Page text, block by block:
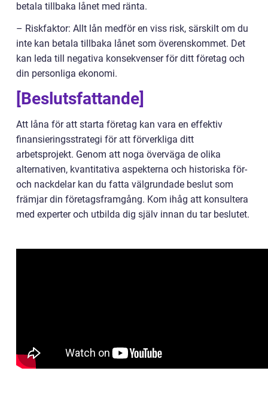
betala tillbaka lånet med ränta.
– Riskfaktor: Allt lån medför en viss risk, särskilt om du
inte kan betala tillbaka lånet som överenskommet. Det
kan leda till negativa konsekvenser för ditt företag och
din personliga ekonomi.
[Beslutsfattande]
Att låna för att starta företag kan vara en effektiv
finansieringsstrategi för att förverkliga ditt
arbetsprojekt. Genom att noga överväga de olika
alternativen, kvantitativa aspekterna och historiska för-
och nackdelar kan du fatta välgrundade beslut som
främjar din företagsframgång. Kom ihåg att konsultera
med experter och utbilda dig själv innan du tar beslutet.